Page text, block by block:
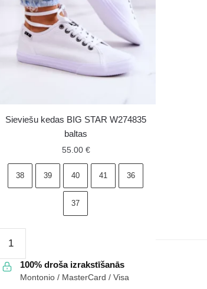
Sieviešu kedas BIG STAR W274835
baltas
55.00 €
38 39 40 41 36
37
kedas
BIG
STAR
100% droša izrakstīšanās
Montonio / MasterCard / Visa